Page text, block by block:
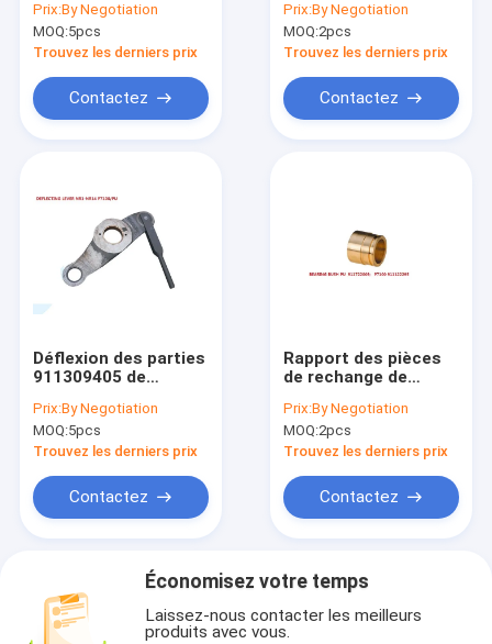
rechange de
machines de textile
de Sulzer P7100
P7300
Prix:By Negotiation
MOQ:5pcs
Trouvez les derniers prix
Contactez
partie le contrôle de
changement de
911840144 couleurs
Prix:By Negotiation
MOQ:2pcs
Trouvez les derniers prix
Contactez
Déflexion des parties
911309405 de
de rechange de
machines de textile
de Sulzer de levier
Prix:By Negotiation
MOQ:5pcs
Trouvez les derniers prix
Contactez
Rapport des pièces
de rechange de
de Bush pour l'huile
de tissage de
ventilation machine
Prix:By Negotiation
MOQ:2pcs
Trouvez les derniers prix
Contactez
Économisez votre temps
Laissez-nous contacter les meilleurs
produits avec vous.